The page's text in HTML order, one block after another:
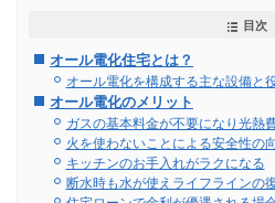
目次
オール電化住宅とは？
オール電化を構成する主な設備と
オール電化のメリット
ガスの基本料金が不要になり光熱
火を使わないことによる安全性の
キッチンのお手入れがラクになる
断水時も水が使えライフラインの